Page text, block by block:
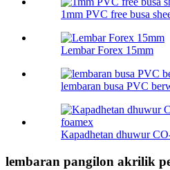
1mm PVC free busa
Lembar Forex 15mm
lembaran busa PVC
Kapadhetan dhuwur
lembaran pangilon akrilik